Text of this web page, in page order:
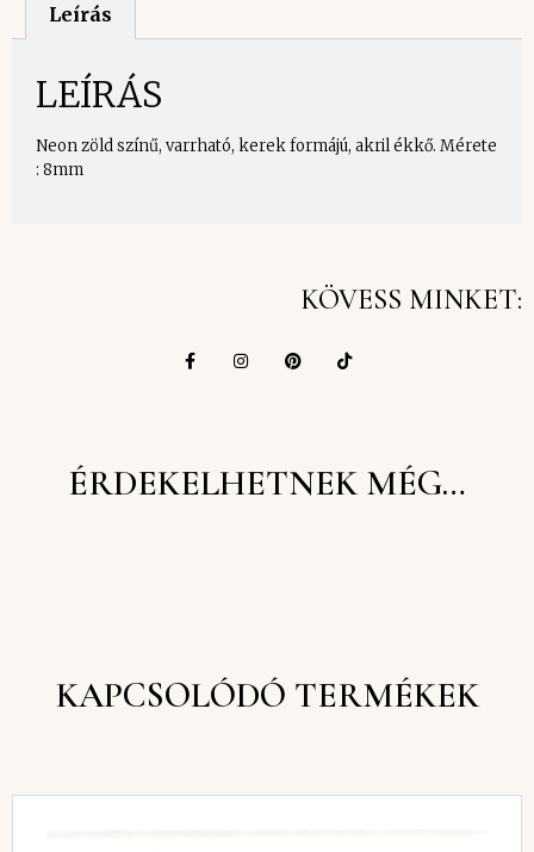
Leírás
LEÍRÁS
Neon zöld színű, varrható, kerek formájú, akril ékkő. Mérete
: 8mm
KÖVESS MINKET:
ÉRDEKELHETNEK MÉG…
KAPCSOLÓDÓ TERMÉKEK